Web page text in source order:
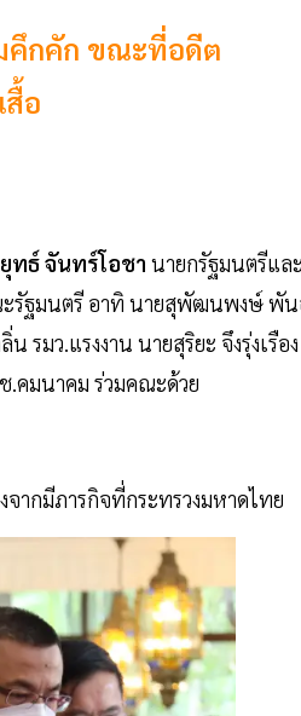
คึกคัก ขณะที่อดีต
สื้อ
ทธ์ จันทร์โอชา นายกรัฐมนตรีแล
ะรัฐมนตรี อาทิ นายสุพัฒนพงษ์ พั
รมว.แรงงาน นายสุริยะ จึงรุ่งเรือง
.คมนาคม ร่วมคณะด้วย
ากมีภารกิจที่กระทรวงมหาดไทย